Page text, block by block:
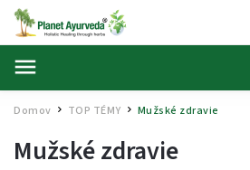
Domov TOP TÉMY Mužské zdravie
Mužské zdravie